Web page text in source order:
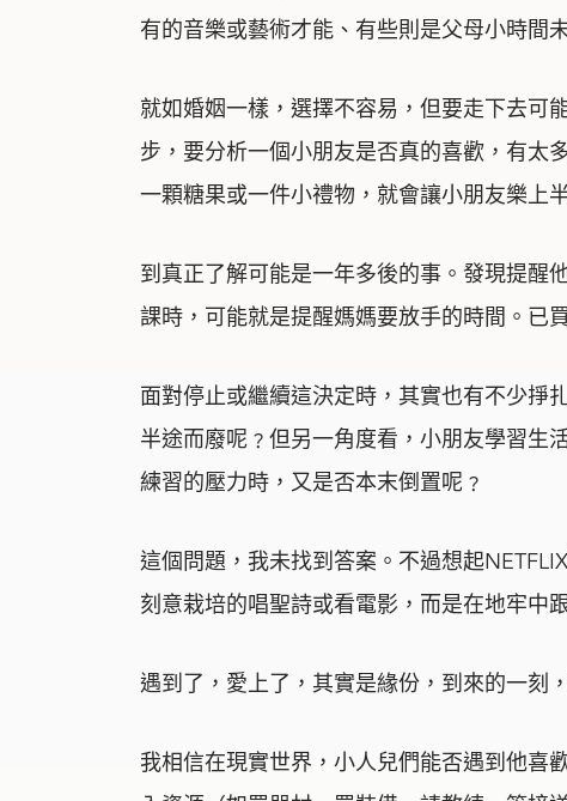
有的音樂或藝術才能、有些則是父母小時間
就如婚姻一樣，選擇不容易，但要走下去可
步，要分析一個小朋友是否真的喜歡，有太
一顆糖果或一件小禮物，就會讓小朋友樂上
到真正了解可能是一年多後的事。發現提醒
課時，可能就是提醒媽媽要放手的時間。已
面對停止或繼續這決定時，其實也有不少掙
半途而廢呢﹖但另一角度看，小朋友學習生
練習的壓力時，又是否本末倒置呢﹖
這個問題，我未找到答案。不過想起
刻意栽培的唱聖詩或看電影，而是在地牢中
遇到了，愛上了，其實是緣份，到來的一刻
我相信在現實世界，小人兒們能否遇到他喜